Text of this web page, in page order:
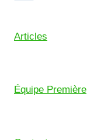
Articles
Équipe Première